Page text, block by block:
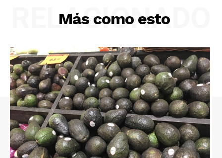
Más como esto
RELACIONADO